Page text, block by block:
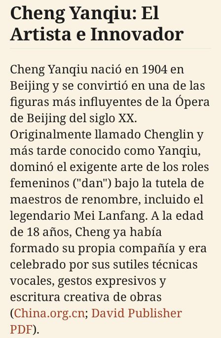
Cheng Yanqiu: El
Artista e Innovador
Cheng Yanqiu nació en 1904 en
Beijing y se convirtió en una de las
figuras más influyentes de la Ópera
de Beijing del siglo XX.
Originalmente llamado Chenglin y
más tarde conocido como Yanqiu,
dominó el exigente arte de los roles
femeninos ("dan") bajo la tutela de
maestros de renombre, incluido el
legendario Mei Lanfang. A la edad
de 18 años, Cheng ya había
formado su propia compañía y era
celebrado por sus sutiles técnicas
vocales, gestos expresivos y
escritura creativa de obras
(China.org.cn; David Publisher
PDF).